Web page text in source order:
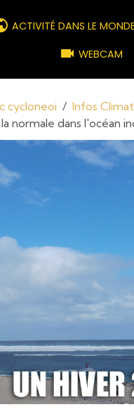
ACTIVITÉ DANS LE
WEBCAM
cycloneoi
Infos Climat
normale dans l'océan